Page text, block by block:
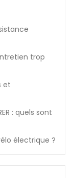
trop
et
: quels sont
électrique ?